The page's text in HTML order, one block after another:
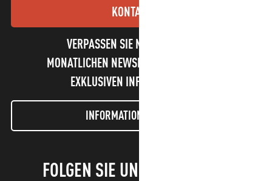
KONTAKT
VERPASSEN SIE NICHT UNSEREN
MONATLICHEN NEWSLETTER UND UNSERE
EXKLUSIVEN INFORMATIONEN!
INFORMATIONEN LETTER
FOLGEN SIE UNS!